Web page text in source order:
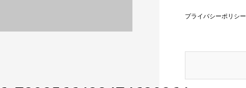
プライバシーポリシー